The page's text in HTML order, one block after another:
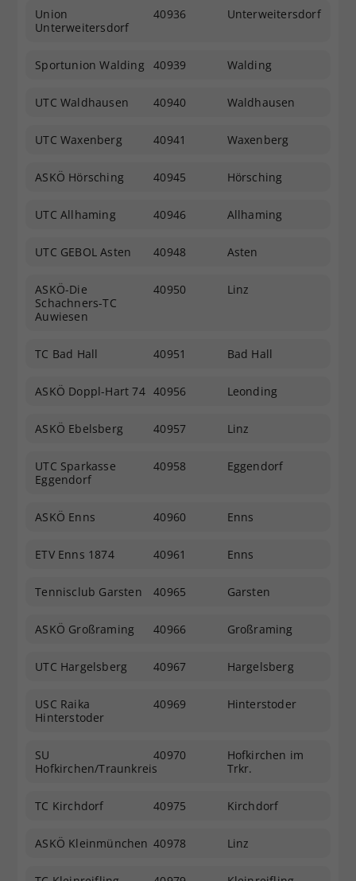
Union
Unterweitersdorf
40936 Unterweitersdorf
Sportunion Walding 40939 Walding
UTC Waldhausen 40940 Waldhausen
UTC Waxenberg 40941 Waxenberg
ASKÖ Hörsching 40945 Hörsching
UTC Allhaming 40946 Allhaming
UTC GEBOL Asten 40948 Asten
ASKÖ-Die
Schachners-TC
Auwiesen
40950 Linz
TC Bad Hall 40951 Bad Hall
ASKÖ Doppl-Hart 74 40956 Leonding
ASKÖ Ebelsberg 40957 Linz
UTC Sparkasse
Eggendorf
40958 Eggendorf
ASKÖ Enns 40960 Enns
ETV Enns 1874 40961 Enns
Tennisclub Garsten 40965 Garsten
ASKÖ Großraming 40966 Großraming
UTC Hargelsberg 40967 Hargelsberg
USC Raika
Hinterstoder
40969 Hinterstoder
SU
Hofkirchen/Traunkreis
40970
Hofkirchen im
Trkr.
TC Kirchdorf 40975 Kirchdorf
ASKÖ Kleinmünchen 40978 Linz